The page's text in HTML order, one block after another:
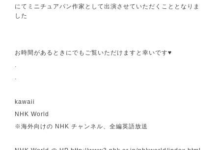
にてミニチュアパン作家として出演させていただくこととなりま
した
お時間があるときにでもご覧いただけますと幸いです♥
.
.
kawaii
NHK World
※海外向けの NHK チャンネル、全編英語放送